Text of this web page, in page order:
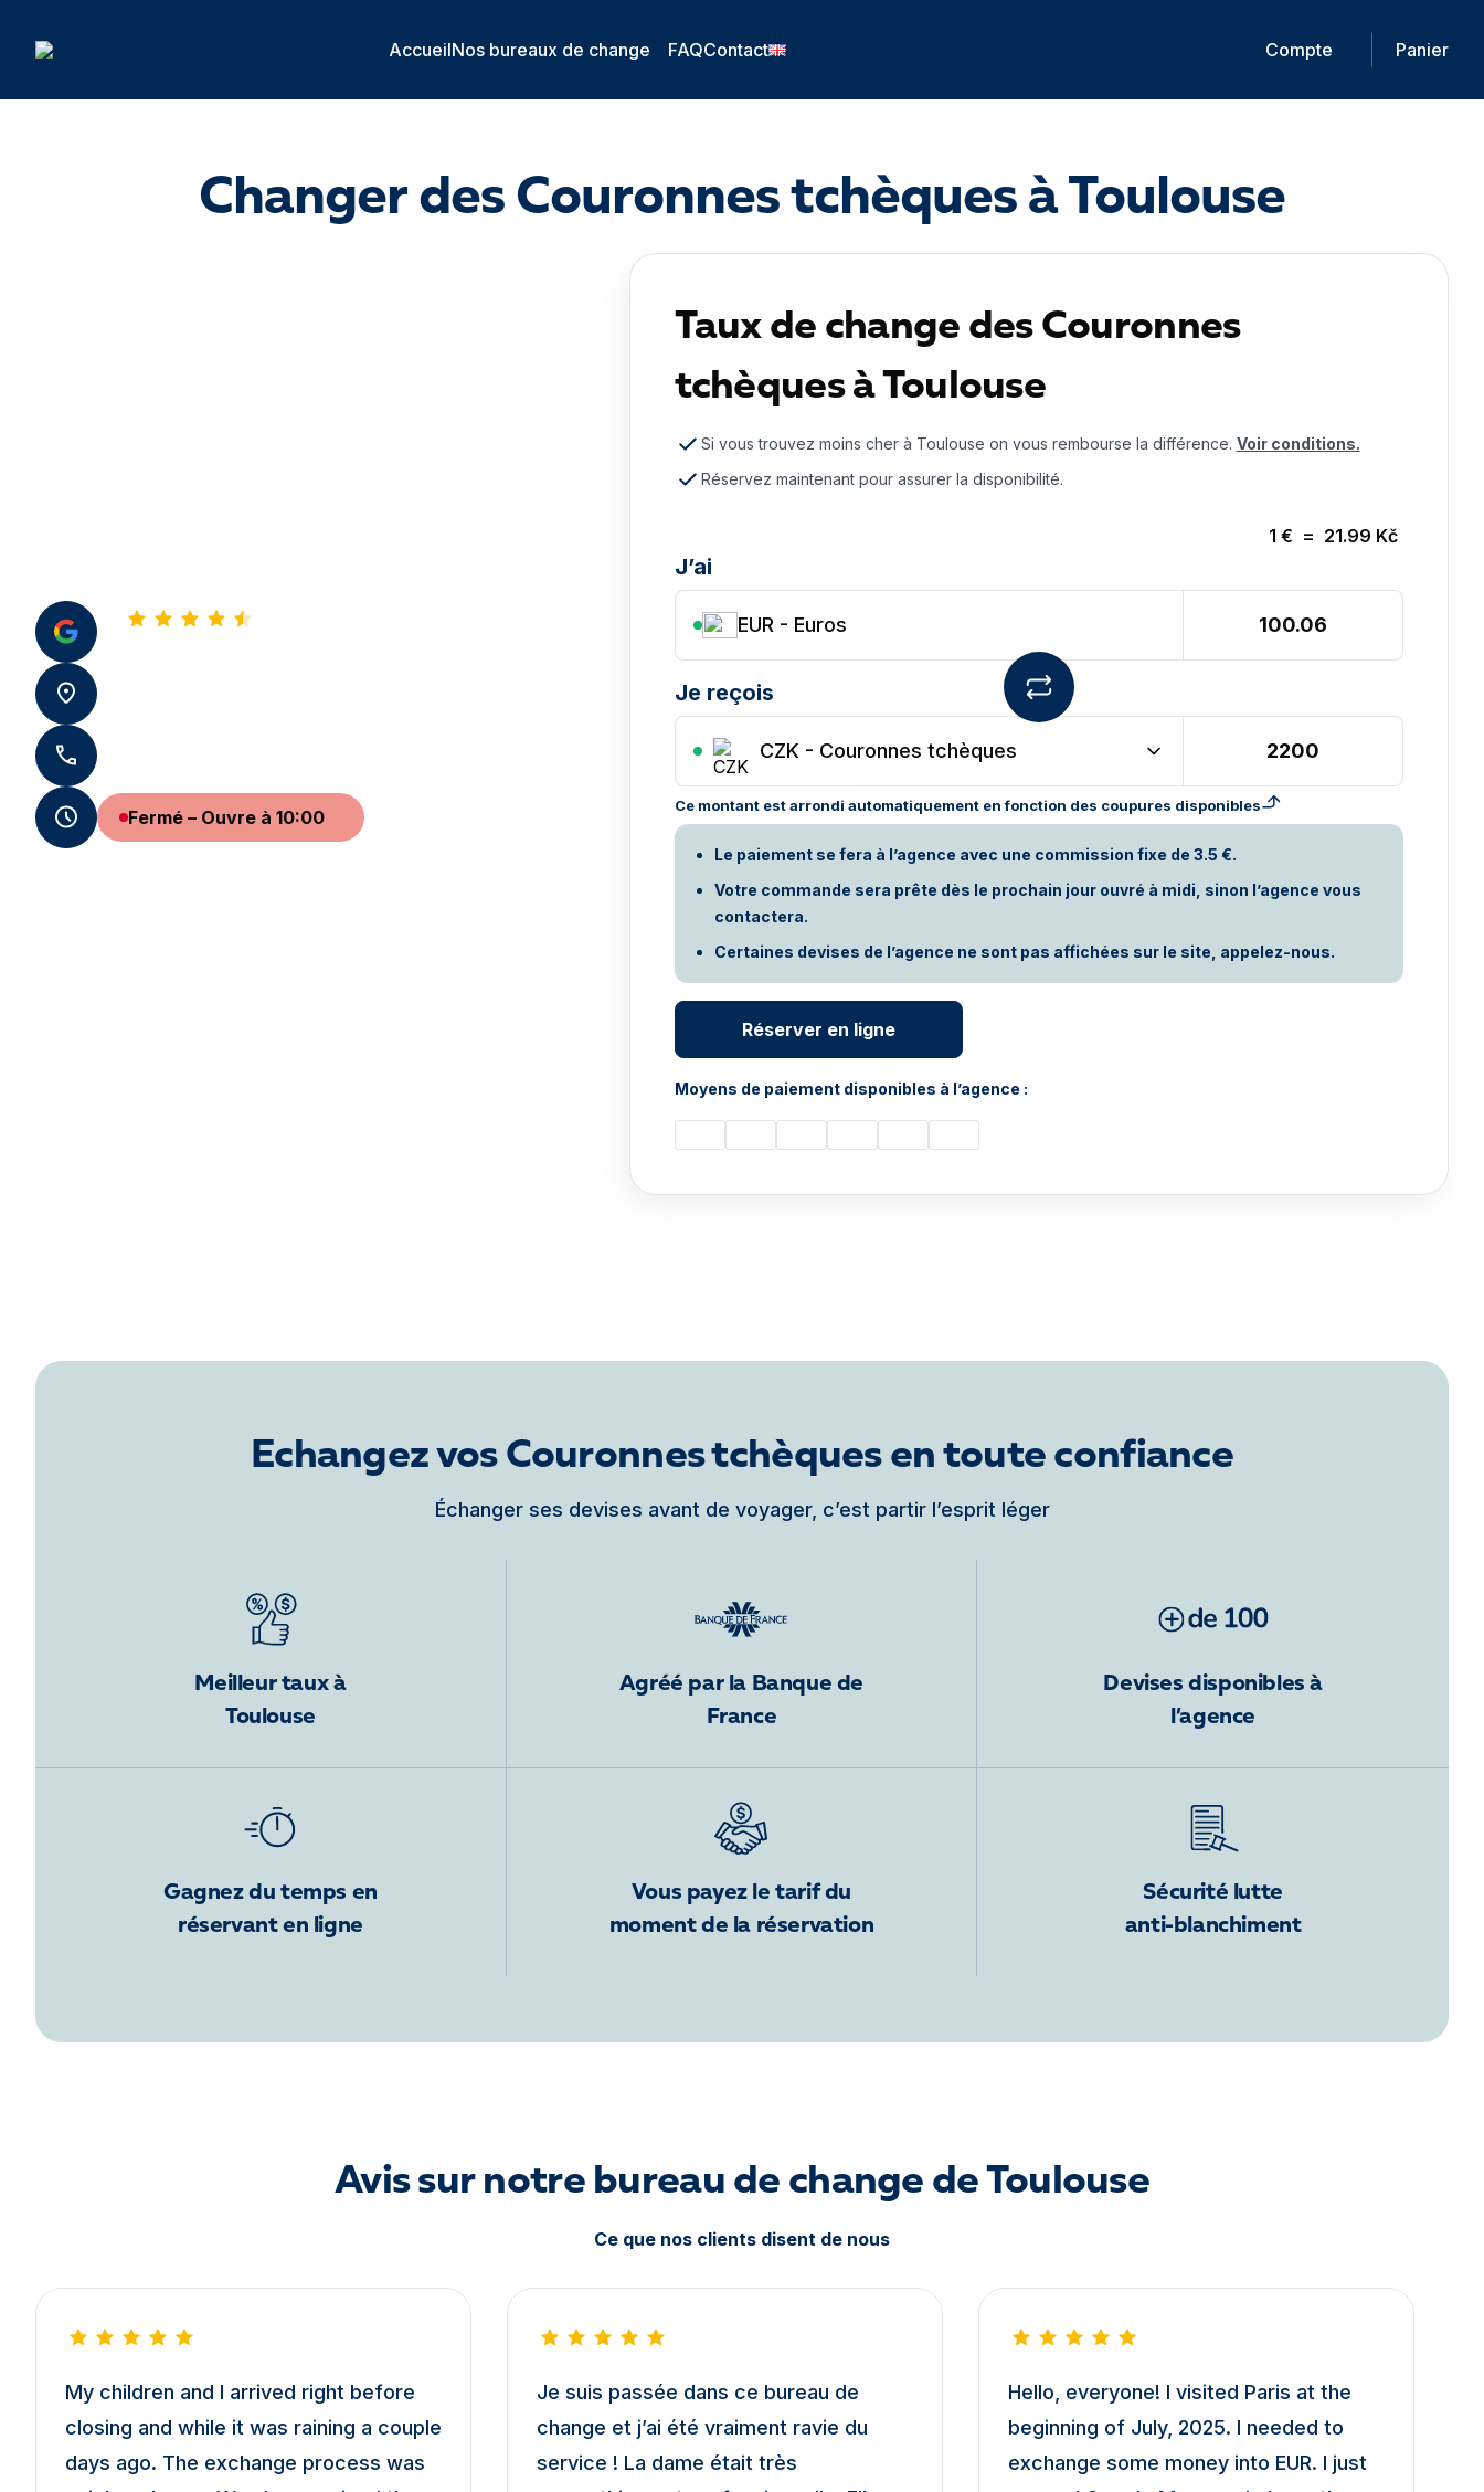
AccueilNos bureaux de change FAQContact Compte Panier
Changer des Couronnes tchèques à Toulouse
Fermé – Ouvre à 10:00
Taux de change des Couronnes
tchèques à Toulouse
Si vous trouvez moins cher à Toulouse on vous rembourse la différence. Voir conditions.
Réservez maintenant pour assurer la disponibilité.
1 € = 21.99 Kč
J’ai
EUR - Euros
Je reçois
CZK - Couronnes tchèques
Ce montant est arrondi automatiquement en fonction des coupures disponibles
Le paiement se fera à l’agence avec une commission fixe de 3.5 €.
Votre commande sera prête dès le prochain jour ouvré à midi, sinon l’agence vous
contactera.
Certaines devises de l’agence ne sont pas affichées sur le site, appelez-nous.
Réserver en ligne
Moyens de paiement disponibles à l’agence :
Echangez vos Couronnes tchèques en toute confiance
Échanger ses devises avant de voyager, c’est partir l’esprit léger
Meilleur taux à
Toulouse
Agréé par la Banque de
France
Devises disponibles à
l’agence
Gagnez du temps en
réservant en ligne
Vous payez le tarif du
moment de la réservation
Sécurité lutte
anti-blanchiment
Avis sur notre bureau de change de Toulouse
Ce que nos clients disent de nous
My children and I arrived right before
closing and while it was raining a couple
days ago. The exchange process was
Je suis passée dans ce bureau de
change et j’ai été vraiment ravie du
service ! La dame était très
Hello, everyone! I visited Paris at the
beginning of July, 2025. I needed to
exchange some money into EUR. I just